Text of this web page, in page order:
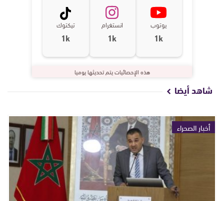
يوتوب
1k
انستغرام
1k
تيكتوك
1k
هذه الإحصائيات يتم تحديثها يوميا
شاهد أيضا
أخبار الصحراء